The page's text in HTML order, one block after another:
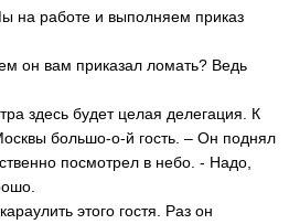
на работе и выполняем приказ
он вам приказал ломать? Ведь
здесь будет целая делегация. К
большо-о-й гость. – Он поднял
посмотрел в небо. - Надо,
этого гостя. Раз он